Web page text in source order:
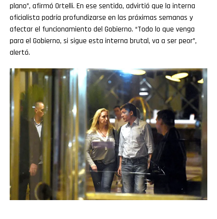
plano”, afirmó Ortelli. En ese sentido, advirtió que la interna
oficialista podría profundizarse en las próximas semanas y
afectar el funcionamiento del Gobierno. “Todo lo que venga
para el Gobierno, si sigue esta interna brutal, va a ser peor”,
alertó.
Whatsapp